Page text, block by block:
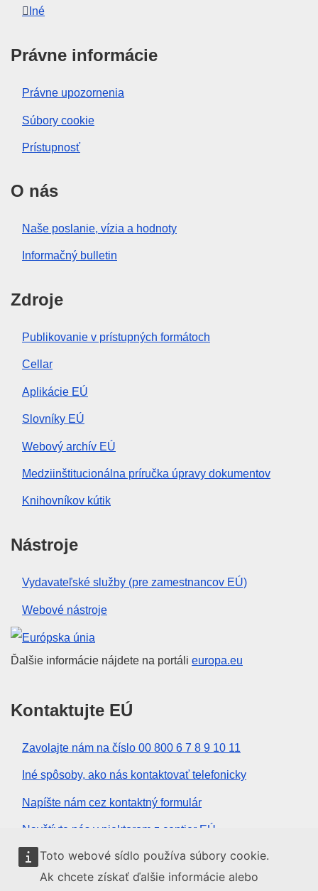
Toto webové sídlo používa súbory cookie.
Ak chcete získať ďalšie informácie alebo
Iné
Právne informácie
Právne upozornenia
Súbory cookie
Prístupnosť
O nás
Naše poslanie, vízia a hodnoty
Informačný bulletin
Zdroje
Publikovanie v prístupných formátoch
Cellar
Aplikácie EÚ
Slovníky EÚ
Webový archív EÚ
Medziinštitucionálna príručka úpravy dokumentov
Knihovníkov kútik
Nástroje
Vydavateľské služby (pre zamestnancov EÚ)
Webové nástroje
Európska únia
Ďalšie informácie nájdete na portáli europa.eu
Kontaktujte EÚ
Zavolajte nám na číslo 00 800 6 7 8 9 10 11
Iné spôsoby, ako nás kontaktovať telefonicky
Napíšte nám cez kontaktný formulár
Navštívte nás v niektorom z centier EÚ
Sociálne médiá